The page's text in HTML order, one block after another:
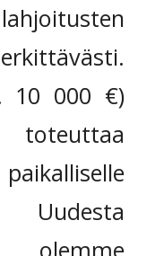
10 000 €)
Uudesta
olemme